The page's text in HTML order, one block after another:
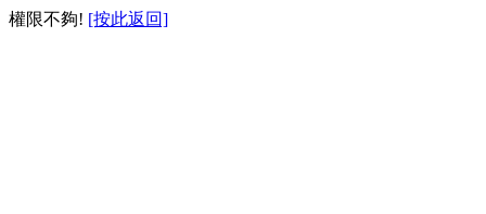
權限不夠! [按此返回]